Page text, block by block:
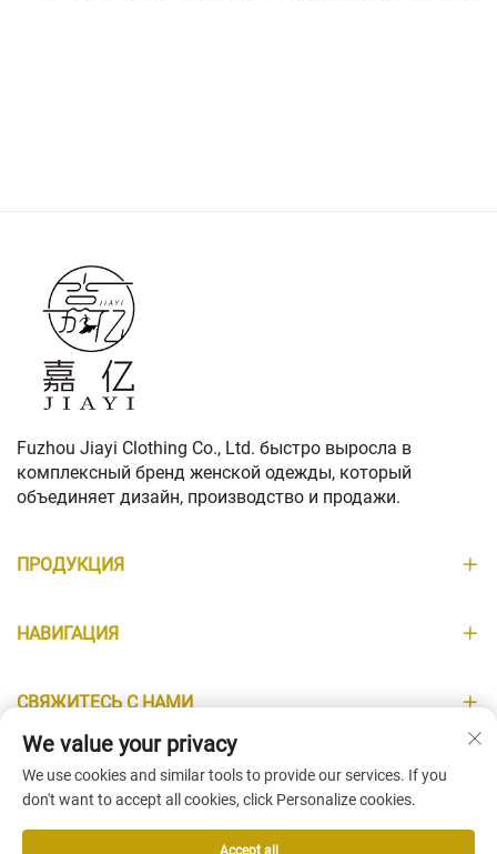
Fuzhou Jiayi Clothing Co., Ltd. быстро выросла в
комплексный бренд женской одежды, который
объединяет дизайн, производство и продажи.
ПРОДУКЦИЯ
НАВИГАЦИЯ
СВЯЖИТЕСЬ С НАМИ
ИНФОРМАЦИЯ
We value your privacy
We use cookies and similar tools to provide our services. If you
don't want to accept all cookies, click Personalize cookies.
Accept all